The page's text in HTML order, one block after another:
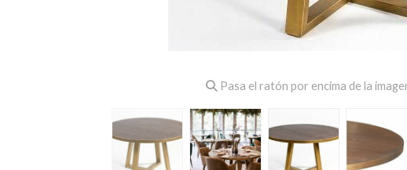
Pasa el ratón por encima de la